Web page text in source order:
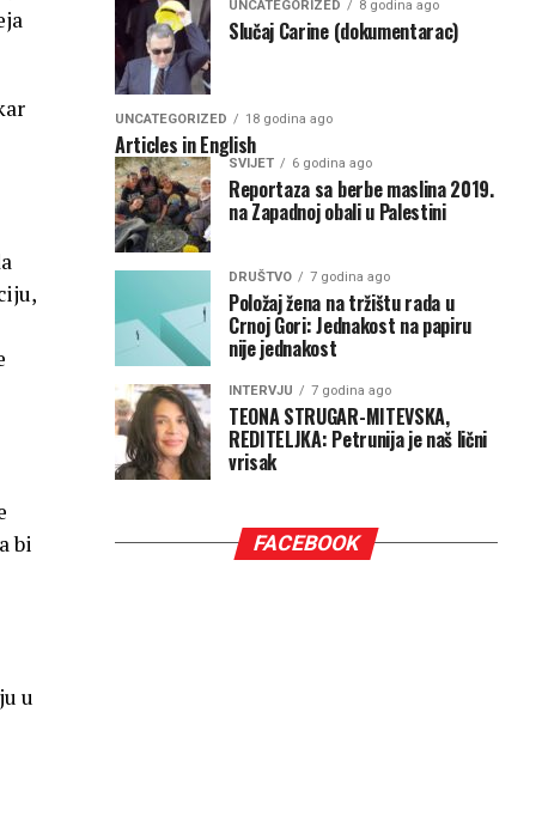
bi
u
UNCATEGORIZED 8 godina ago
Slučaj Carine (dokumentarac)
UNCATEGORIZED 18 godina ago
Articles in English
SVIJET 6 godina ago
Reportaza sa berbe maslina 2019.
na Zapadnoj obali u Palestini
DRUŠTVO 7 godina ago
Položaj žena na tržištu rada u
Crnoj Gori: Jednakost na papiru
nije jednakost
INTERVJU 7 godina ago
TEONA STRUGAR-MITEVSKA,
REDITELJKA: Petrunija je naš lični
vrisak
FACEBOOK